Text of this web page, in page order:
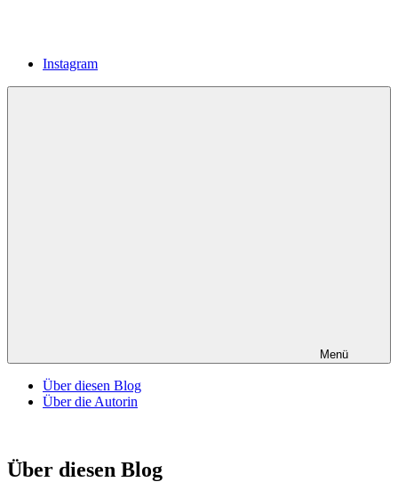
Instagram
Menü
Über diesen Blog
Über die Autorin
Über diesen Blog